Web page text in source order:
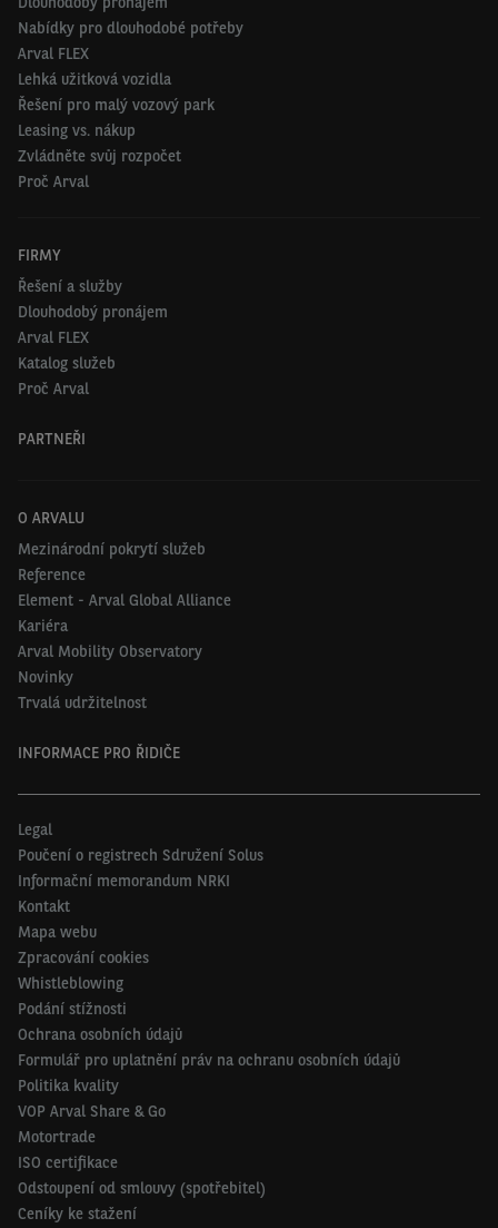
Nabídky pro dlouhodobé potřeby
Arval FLEX
Lehká užitková vozidla
Řešení pro malý vozový park
Leasing vs. nákup
Zvládněte svůj rozpočet
Proč Arval
FIRMY
Řešení a služby
Dlouhodobý pronájem
Arval FLEX
Katalog služeb
Proč Arval
PARTNEŘI
O ARVALU
Mezinárodní pokrytí služeb
Reference
Element - Arval Global Alliance
Kariéra
Arval Mobility Observatory
Novinky
Trvalá udržitelnost
INFORMACE PRO ŘIDIČE
Legal
Poučení o registrech Sdružení Solus
Informační memorandum NRKI
Kontakt
Mapa webu
Zpracování cookies
Whistleblowing
Podání stížnosti
Ochrana osobních údajů
Formulář pro uplatnění práv na ochranu osobních údajů
Politika kvality
VOP Arval Share & Go
Motortrade
ISO certifikace
Odstoupení od smlouvy (spotřebitel)
Ceníky ke stažení